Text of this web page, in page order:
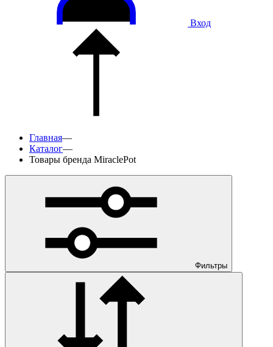
Вход
Главная—
Каталог—
Товары бренда MiraclePot
Фильтры